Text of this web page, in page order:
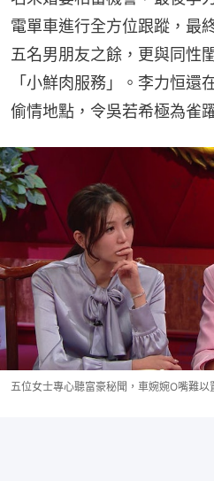
電單車進行全方位跟蹤，最
五名男朋友之餘，更與同性
「小鮮肉服務」。李力恒
偷情地點，令吳若希極為雀
五位女士專心聽富豪秘聞，車婉婉O嘴難以